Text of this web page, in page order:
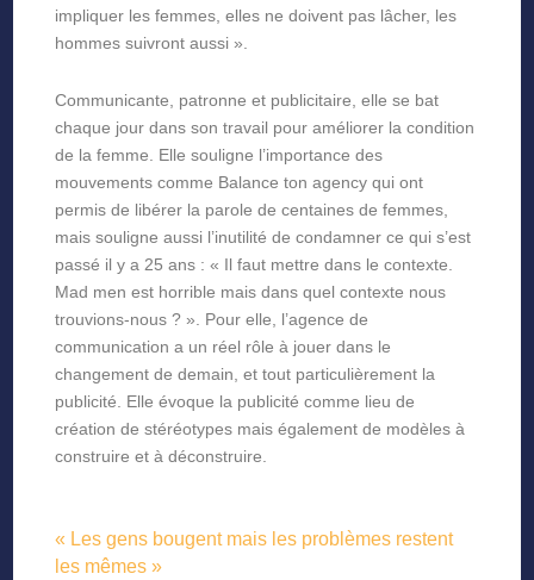
impliquer les femmes, elles ne doivent pas lâcher, les
hommes suivront aussi ».
Communicante, patronne et publicitaire, elle se bat
chaque jour dans son travail pour améliorer la condition
de la femme. Elle souligne l’importance des
mouvements comme Balance ton agency qui ont
permis de libérer la parole de centaines de femmes,
mais souligne aussi l’inutilité de condamner ce qui s’est
passé il y a 25 ans : « Il faut mettre dans le contexte.
Mad men est horrible mais dans quel contexte nous
trouvions-nous ? ». Pour elle, l’agence de
communication a un réel rôle à jouer dans le
changement de demain, et tout particulièrement la
publicité. Elle évoque la publicité comme lieu de
création de stéréotypes mais également de modèles à
construire et à déconstruire.
« Les gens bougent mais les problèmes restent
les mêmes »